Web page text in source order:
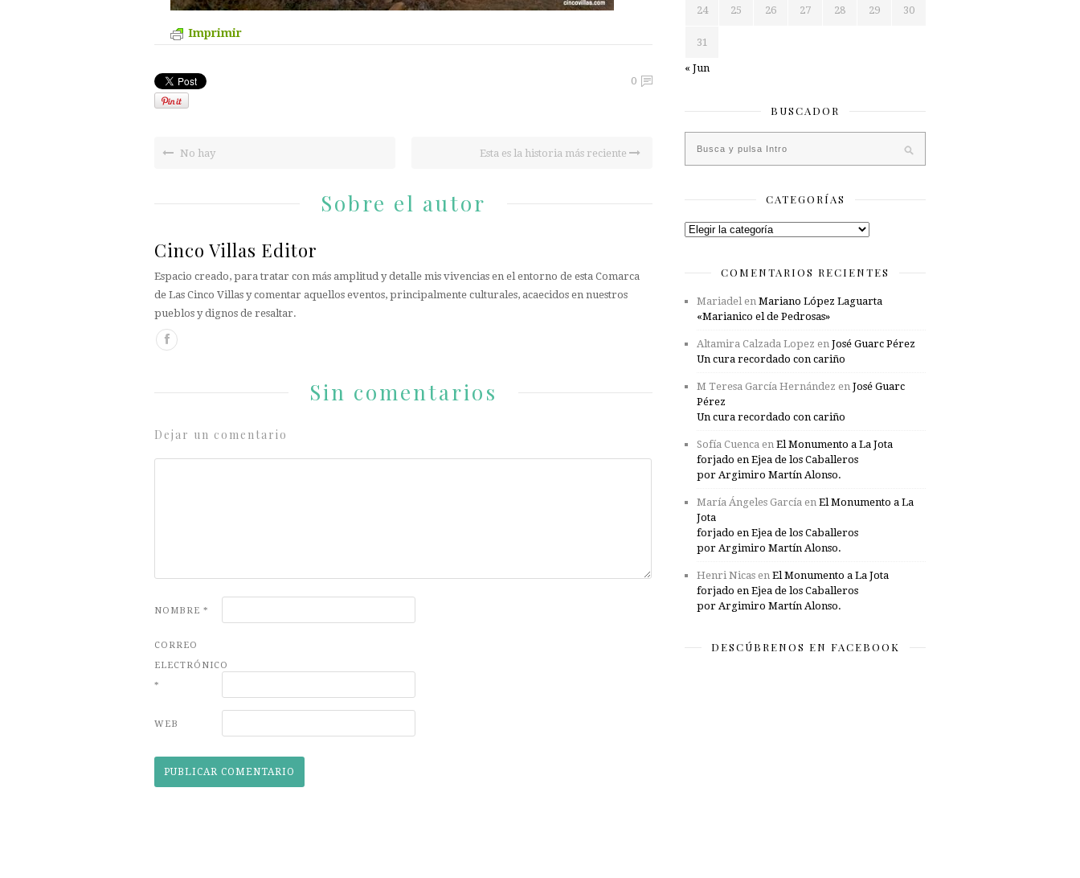
Imprimir
0
No hay Esta es la historia más reciente
Sobre el autor
Cinco Villas Editor
Espacio creado, para tratar con más amplitud y detalle mis vivencias en el entorno de esta Comarca
de Las Cinco Villas y comentar aquellos eventos, principalmente culturales, acaecidos en nuestros
pueblos y dignos de resaltar.
Sin comentarios
Dejar un comentario
NOMBRE *
CORREO
ELECTRÓNICO
*
WEB
24 25 26 27 28 29 30
31
« Jun
BUSCADOR
CATEGORÍAS
Categorías
COMENTARIOS RECIENTES
Mariadelen Mariano López Laguarta
«Marianico el de Pedrosas»
Altamira Calzada Lopez en José Guarc Pérez
Un cura recordado con cariño
M Teresa García Hernández en José Guarc
Pérez
Un cura recordado con cariño
Sofía Cuenca en El Monumento a La Jota
forjado en Ejea de los Caballeros
por Argimiro Martín Alonso.
María Ángeles García en El Monumento a La
Jota
forjado en Ejea de los Caballeros
por Argimiro Martín Alonso.
Henri Nicas en El Monumento a La Jota
forjado en Ejea de los Caballeros
por Argimiro Martín Alonso.
DESCÚBRENOS EN FACEBOOK